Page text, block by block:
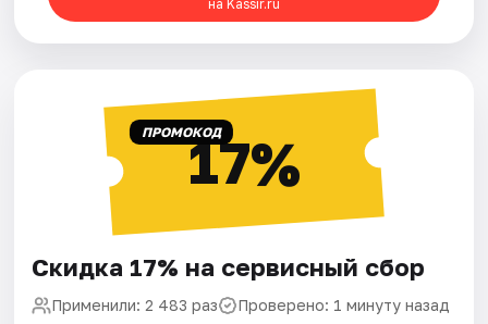
на Kassir.ru
ПРОМОКОД17%
Скидка 17% на сервисный сбор
Применили: 2 483 раз Проверено: 1 минуту назад